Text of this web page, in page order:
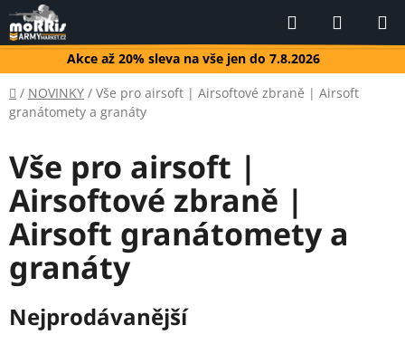
Přejít
na
obsah
Akce až 20% sleva na vše jen do 7.8.2026
Hledat
KOŠÍK
Domů
/ NOVINKY / Vše pro airsoft | Airsoftové zbraně | Airsoft
granátomety a granáty
Vše pro airsoft |
Airsoftové zbraně |
Airsoft granátomety a
granáty
Nejprodávanější